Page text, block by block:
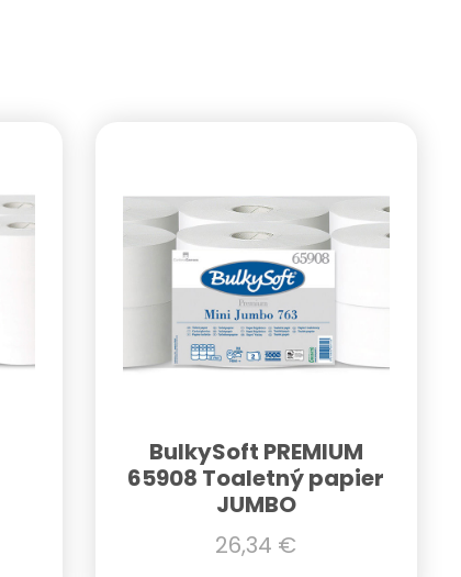
BulkySoft PREMIUM
65908 Toaletný papier
JUMBO
26,34 €